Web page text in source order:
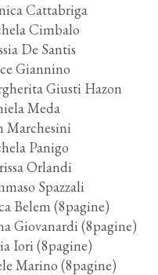
Cattabriga
Cimbalo
De Santis
Giannino
Giusti Hazon
Meda
Marchesini
Panigo
Orlandi
Spazzali
Belem (8pagine)
Giovanardi (8pagine)
Iori (8pagine)
Marino (8pagine)